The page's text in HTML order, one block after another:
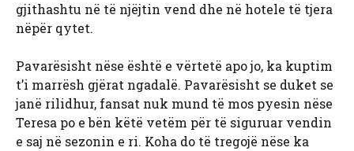
gjithashtu në të njëjtin vend dhe në hotele të tjera
nëpër qytet.
Pavarësisht nëse është e vërtetë apo jo, ka kuptim
t’i marrësh gjërat ngadalë. Pavarësisht se duket se
janë rilidhur, fansat nuk mund të mos pyesin nëse
Teresa po e bën këtë vetëm për të siguruar vendin
e saj në sezonin e ri. Koha do të tregojë nëse ka